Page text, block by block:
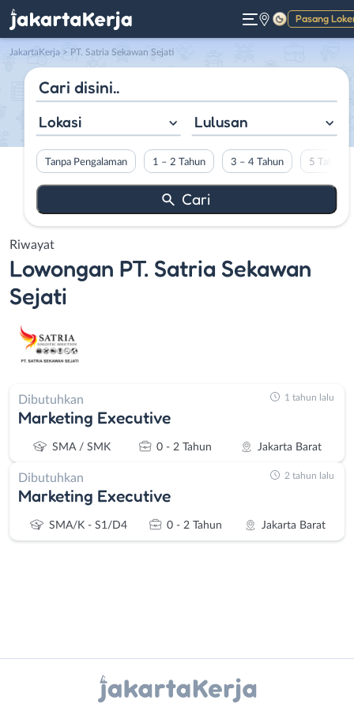
Pasang
Gelap
JakartaKerja > PT. Satria Sekawan Sejati
Lokasi Lulusan
Tanpa Pengalaman 1 – 2 Tahun 3 – 4 Tahun 5 Tahun
Riwayat
Lowongan PT. Satria Sekawan
Sejati
Dibutuhkan
Marketing Executive
SMA / SMK 0 - 2 Tahun Jakarta Barat
1 tahun lalu
Dibutuhkan
Marketing Executive
SMA/K - S1/D4 0 - 2 Tahun Jakarta Barat
2 tahun lalu
Gizi
Work)
X - Twitter Telegram
Kanal Lainnya..